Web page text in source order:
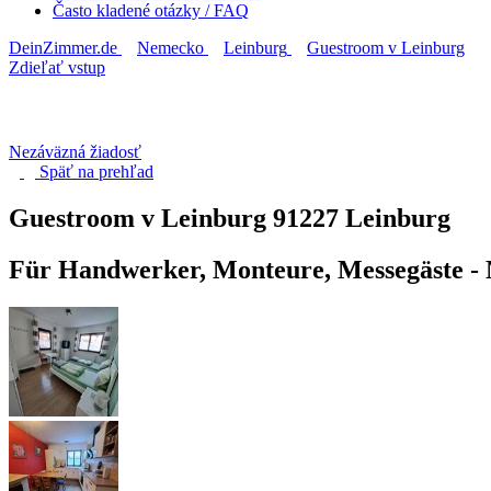
Často kladené otázky / FAQ
DeinZimmer.de
Nemecko Leinburg
Guestroom v Leinburg
Zdieľať vstup
Nezáväzná žiadosť
Späť na prehľad
Guestroom v Leinburg 91227 Leinburg
Für Handwerker, Monteure, Messegäste -